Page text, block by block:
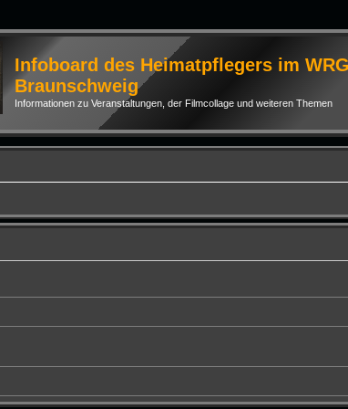
Infoboard des Heimatpflegers im WRG
Braunschweig
Informationen zu Veranstaltungen, der Filmcollage und weiteren Themen